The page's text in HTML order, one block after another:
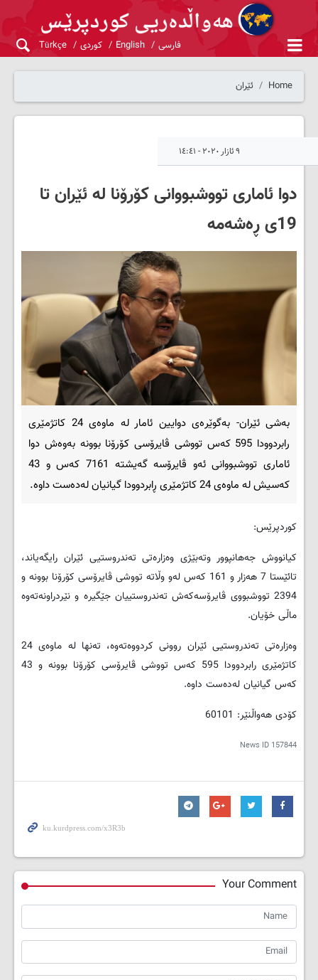
فارسی English کوردی Türkçe
Home ئێران
٩ ئازار ٢٠٢٠ - ١٤:٤١
دوا ئاماری تووشبووانی کۆرۆنا لە ئێران تا
19ی ڕەشەمە
بەشی ئێران- بەگوێرەی دوایین ئامار لە ماوەی 24 كاتژمێری
رابردوودا 595 كەس تووشی ڤایرۆسی كۆرۆنا بوونە بەوەش دوا
ئاماری تووشبووانی ئەو ڤایرۆسە گەیشتە 7161 کەس و 43
كەسیش لە ماوەی 24 کاتژمێری ڕابردوودا گیانیان لەدەست داوە.
کوردپرێس:
کیانووش جەهانپوور وتەبێژی وەزارەتی تەندروستیی ئێران رایگەیاند،
تائێستا 7 ھەزار و 161 كەس لەو وڵاتە تووشی ڤایرۆسی كۆرۆنا بوونە و
2394 تووشبووی ڤایرۆسەکەش تەندروستییان جێگیرە و نێردراونەتەوە
ماڵی خۆیان.
وەزارەتی تەندروستیی ئێران روونی كردووەتەوە، تەنھا لە ماوەی 24
كاتژمێری رابردوودا 595 كەس تووشی ڤایرۆسی كۆرۆنا بوونە و 43
كەس گیانیان لەدەست داوە.
کۆدی هەواڵنێر: 60101
News ID 157844
Your Comment